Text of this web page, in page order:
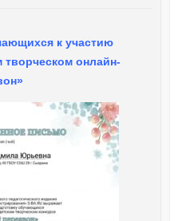
к участию
творческом онлайн-